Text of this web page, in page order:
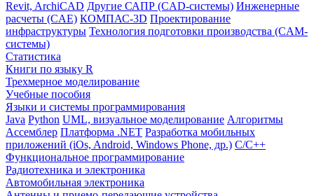
Revit, ArchiCAD Другие САПР (CAD-системы) Инженерные
расчеты (CAE) КОМПАС-3D Проектирование
инфраструктуры Технология подготовки производства (CAM-
системы)
Статистика
Книги по языку R
Трехмерное моделирование
Учебные пособия
Языки и системы программирования
Java Python UML, визуальное моделирование Алгоритмы
Ассемблер Платформа .NET Разработка мобильных
приложений (iOs, Android, Windows Phone, др.) С/С++
Функциональное программирование
Радиотехника и электроника
Автомобильная электроника